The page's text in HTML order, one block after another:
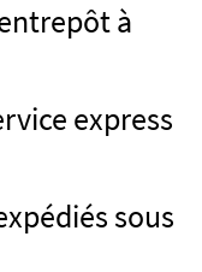
à
express
sous